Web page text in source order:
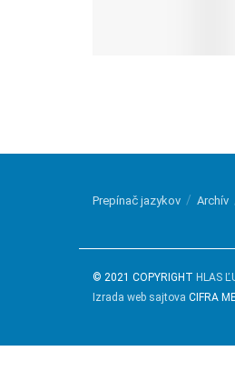
Prepínač jazykov Archív
© 2021 COPYRIGHT HLAS
Izrada web sajtova CIFRA